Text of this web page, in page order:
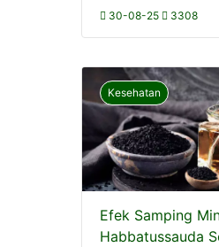
30-08-25 3308
Kesehatan
Efek Samping
Habbatussauda